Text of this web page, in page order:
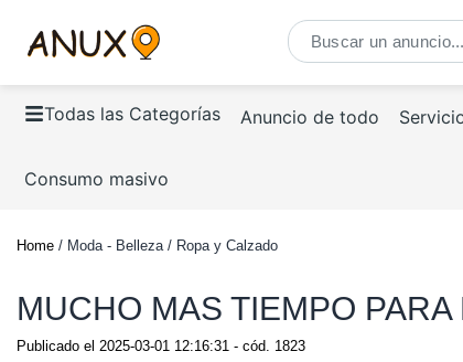
Todas las Categorías Anuncio de todo
Consumo masivo
Home / Moda - Belleza / Ropa y Calzado
MUCHO MAS TIEMPO
Publicado el 2025-03-01 12:16:31 - cód. 1823